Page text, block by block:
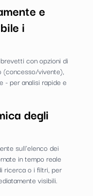
e
i
con opzioni di
(concesso/vivente),
- per analisi rapide e
degli
sull'elenco dei
in tempo reale
ricerca o i filtri, per
visibili.